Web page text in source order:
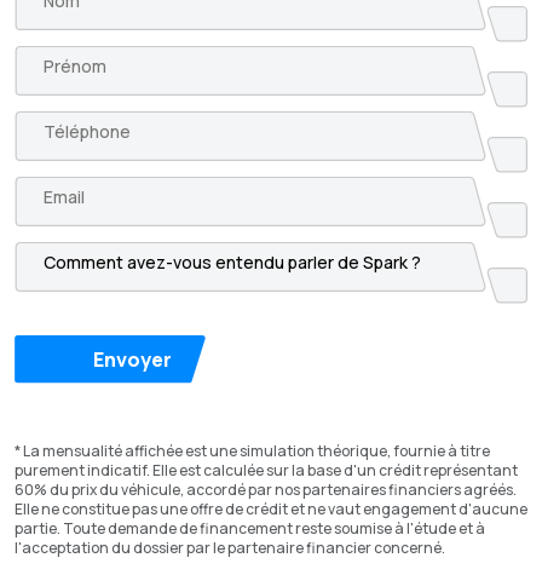
Envoyer
* La mensualité affichée est une simulation théorique, fournie à titre
purement indicatif. Elle est calculée sur la base d'un crédit représentant
60% du prix du véhicule, accordé par nos partenaires financiers agréés.
Elle ne constitue pas une offre de crédit et ne vaut engagement d'aucune
partie. Toute demande de financement reste soumise à l'étude et à
l'acceptation du dossier par le partenaire financier concerné.